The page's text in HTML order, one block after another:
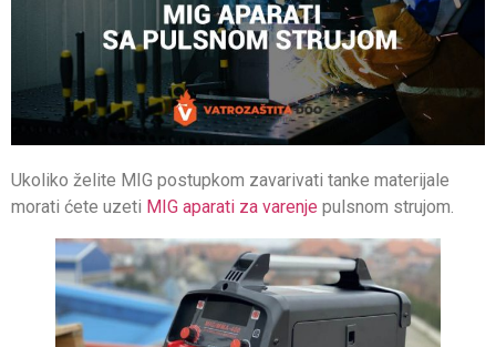
Ukoliko želite MIG postupkom zavarivati tanke materijale
morati ćete uzeti MIG aparati za varenje pulsnom strujom.